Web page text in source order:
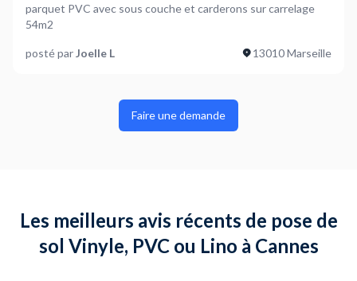
parquet PVC avec sous couche et carderons sur carrelage
54m2
posté parJoelle L 13010 Marseille
Faire une demande
Les meilleurs avis récents de pose de
sol Vinyle, PVC ou Lino à Cannes